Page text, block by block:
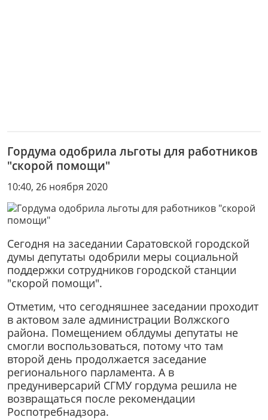
Гордума одобрила льготы для работников
"скорой помощи"
10:40, 26 ноября 2020
Сегодня на заседании Саратовской городской
думы депутаты одобрили меры социальной
поддержки сотрудников городской станции
"скорой помощи".
Отметим, что сегодняшнее заседании проходит
в актовом зале администрации Волжского
района. Помещением облдумы депутаты не
смогли воспользоваться, потому что там
второй день продолжается заседание
регионального парламента. А в
предуниверсарий СГМУ гордума решила не
возвращаться после рекомендации
Роспотребнадзора.